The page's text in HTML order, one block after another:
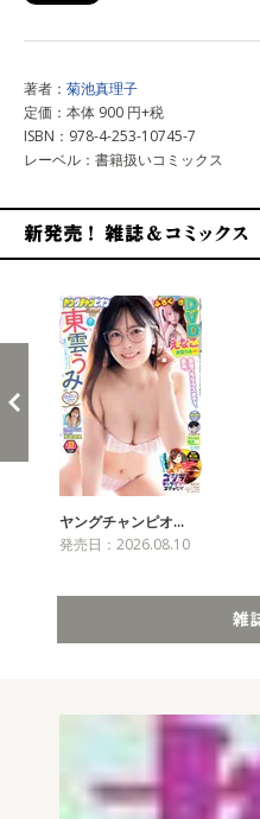
著者： 菊池真理子
定価：本体 900 円+税
ISBN：978-4-253-10745-7
レーベル：書籍扱いコミックス
ヤングチャンピオ…
発売日：2026.08.10